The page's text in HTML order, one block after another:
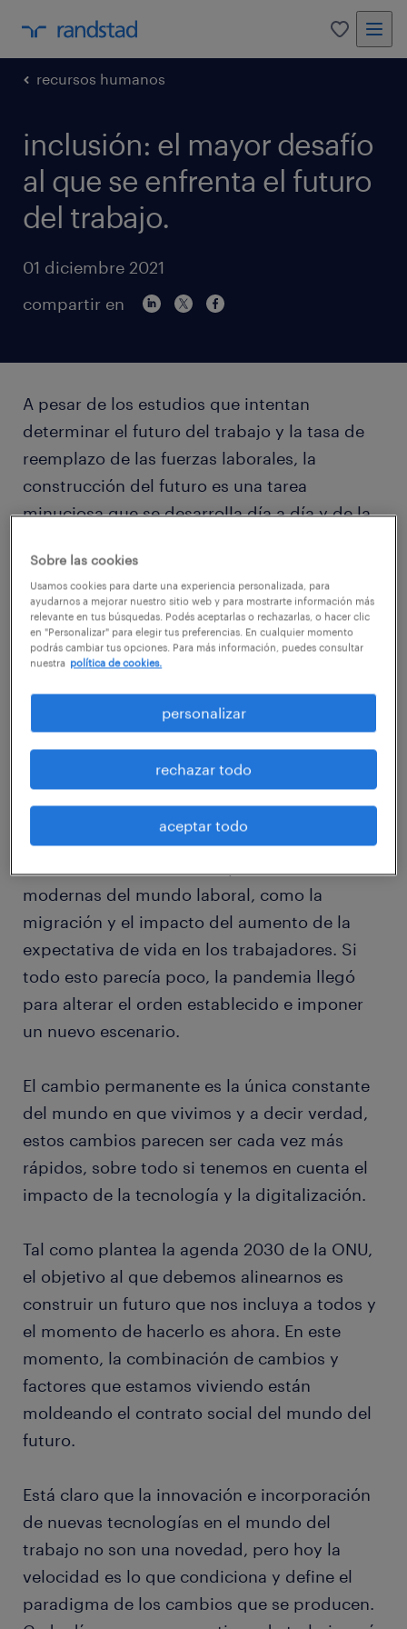
0
recursos humanos
inclusión: el mayor desafío
al que se enfrenta el futuro
del trabajo.
01 diciembre 2021
compartir en
A pesar de los estudios que intentan
determinar el futuro del trabajo y la tasa de
reemplazo de las fuerzas laborales, la
construcción del futuro es una tarea
minuciosa que se desarrolla día a día y de la
protagonistas.
Hoy, el mundo del trabajo se encuentra en
plena batalla, con numerosos frentes en
conocidos problemas, como resolver la
inequidad de género, la falta de protección
social, los ámbitos inseguros, el desempleo
en jóvenes y seniors, así como otros mucho
más complejos como la explotación infantil.
modernas del mundo laboral, como la
migración y el impacto del aumento de la
expectativa de vida en los trabajadores. Si
todo esto parecía poco, la pandemia llegó
para alterar el orden establecido e imponer
un nuevo escenario.
El cambio permanente es la única constante
del mundo en que vivimos y a decir verdad,
estos cambios parecen ser cada vez más
rápidos, sobre todo si tenemos en cuenta el
impacto de la tecnología y la digitalización.
Tal como plantea la agenda 2030 de la ONU,
el objetivo al que debemos alinearnos es
construir un futuro que nos incluya a todos y
el momento de hacerlo es ahora. En este
momento, la combinación de cambios y
factores que estamos viviendo están
moldeando el contrato social del mundo del
futuro.
Está claro que la innovación e incorporación
de nuevas tecnologías en el mundo del
trabajo no son una novedad, pero hoy la
velocidad es lo que condiciona y define el
paradigma de los cambios que se producen.
Sobre las cookies
Usamos cookies para darte una experiencia personalizada, para
ayudarnos a mejorar nuestro sitio web y para mostrarte información más
relevante en tus búsquedas. Podés aceptarlas o rechazarlas, o hacer clic
en "Personalizar" para elegir tus preferencias. En cualquier momento
podrás cambiar tus opciones. Para más información, puedes consultar
nuestra política de cookies.
personalizar
rechazar todo
aceptar todo